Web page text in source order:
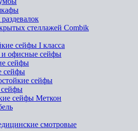
стеллажей Combik
сейфы I класса
офисные сейфы
сейфы
сейфы
сейфы
сейфы Меткон
смотровые